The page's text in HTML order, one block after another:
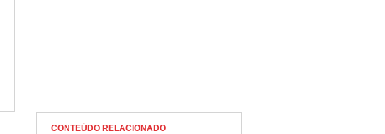
CONTEÚDO RELACIONADO